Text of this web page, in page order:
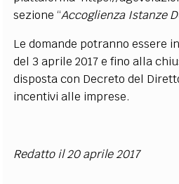
sezione “Accoglienza Istanze
Le domande potranno essere
del 3 aprile 2017 e fino alla
disposta con Decreto del
incentivi alle imprese.
Redatto il 20 aprile 2017